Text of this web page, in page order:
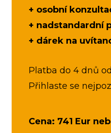
+ osobní
+ nadstandardní
+ dárek na
Platba do 4 dnů
Přihlaste se
Cena: 741 Eur